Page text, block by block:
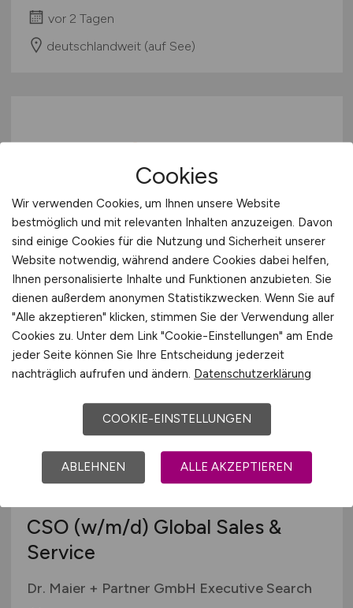
vor 2 Tagen
deutschlandweit (auf See)
Area Sales Manager - Werkzeuge
(m/w/d)
PROJAHN Präzisionswerkzeuge GmbH
vor 2 Tagen
Baden-Württemberg
CSO (w/m/d) Global Sales &
Service
Dr. Maier + Partner GmbH Executive Search
Cookies
Wir verwenden Cookies, um Ihnen unsere Website
bestmöglich und mit relevanten Inhalten anzuzeigen. Davon
sind einige Cookies für die Nutzung und Sicherheit unserer
Website notwendig, während andere Cookies dabei helfen,
Ihnen personalisierte Inhalte und Funktionen anzubieten. Sie
dienen außerdem anonymen Statistikzwecken. Wenn Sie auf
"Alle akzeptieren" klicken, stimmen Sie der Verwendung aller
Cookies zu. Unter dem Link "Cookie-Einstellungen" am Ende
jeder Seite können Sie Ihre Entscheidung jederzeit
nachträglich aufrufen und ändern. Datenschutzerklärung
COOKIE-EINSTELLUNGEN
ABLEHNEN ALLE AKZEPTIEREN